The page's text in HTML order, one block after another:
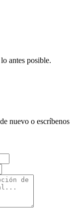
antes posible.
nuevo o escríbenos